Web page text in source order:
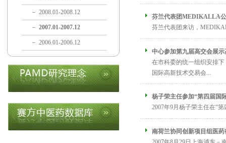
－ 2008.01-2008.12
－ 2007.01-2007.12
－ 2006.01-2006.12
芬兰代表团MEDIKALLA
芬兰代表团来访，
中心参加第九届高交会展
在市科委的统一组织安排
国际高新技术交易会...
杨子荣主任参加“第四届国
2007年9月杨子荣主任在“
南荷兰协同创新项目组医